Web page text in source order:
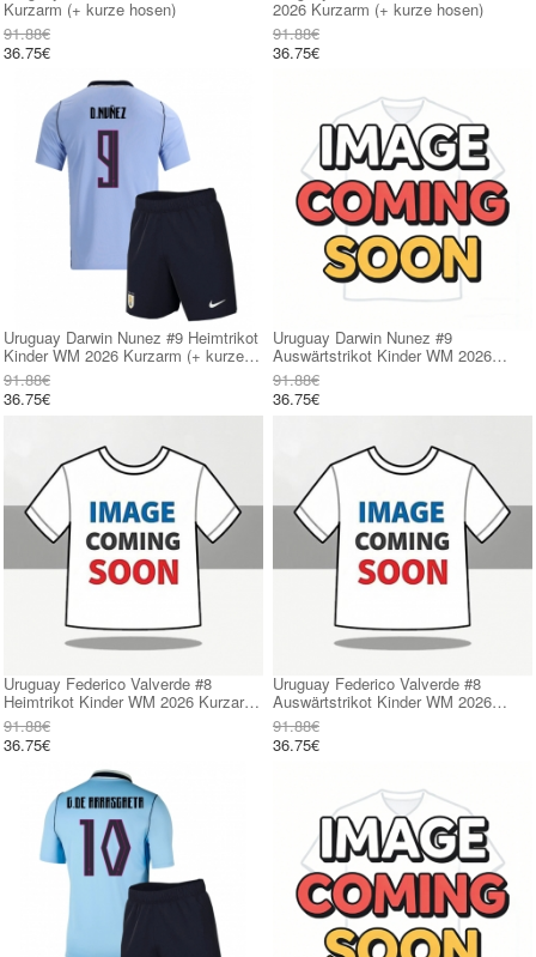
Kurzarm (+ kurze hosen)
91.88€
36.75€
2026 Kurzarm (+ kurze hosen)
91.88€
36.75€
Uruguay Darwin Nunez #9 Heimtrikot
Kinder WM 2026 Kurzarm (+ kurze
hosen)
91.88€
36.75€
Uruguay Darwin Nunez #9
Auswärtstrikot Kinder WM 2026
Kurzarm (+ kurze hosen)
91.88€
36.75€
Uruguay Federico Valverde #8
Heimtrikot Kinder WM 2026 Kurzarm
(+ kurze hosen)
91.88€
36.75€
Uruguay Federico Valverde #8
Auswärtstrikot Kinder WM 2026
Kurzarm (+ kurze hosen)
91.88€
36.75€